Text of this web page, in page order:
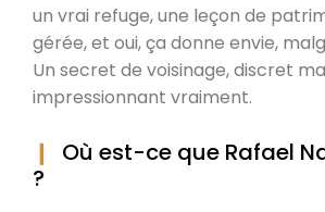
un vrai refuge, une leçon de
gérée, et oui, ça donne envie,
Un secret de voisinage, discret
impressionnant vraiment.
Où est-ce que Rafael
?